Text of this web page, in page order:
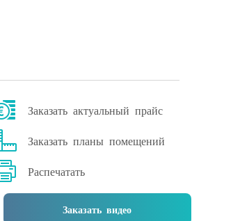
Заказать актуальный прайс
Заказать планы помещений
Распечатать
Заказать видео